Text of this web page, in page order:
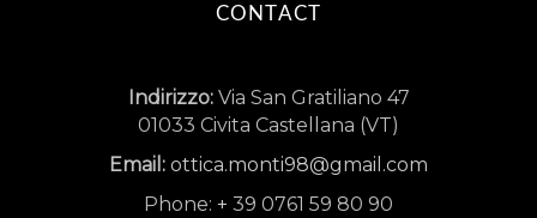
CONTACT
Indirizzo:Via San Gratiliano 47
01033 Civita Castellana (VT)
Email: ottica.monti98@gmail.com
Phone: + 39 0761 59 80 90